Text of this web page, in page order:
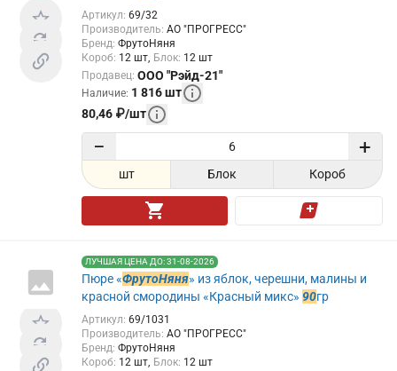
Артикул: 69/32
Производитель: АО "ПРОГРЕСС"
Бренд: ФрутоНяня
Короб: 12 шт Блок: 12 шт
Продавец: ООО "Рэйд-21"
Наличие: 1 816шт
80,46 ₽/шт
− +
шт Блок Короб
ЛУЧШАЯ ЦЕНА ДО: 31-08-2026
Пюре «ФрутоНяня» из яблок, черешни, малины и
красной смородины «Красный микс» 90гр
Артикул: 69/1031
Производитель: АО "ПРОГРЕСС"
Бренд: ФрутоНяня
Короб: 12 шт Блок: 12 шт